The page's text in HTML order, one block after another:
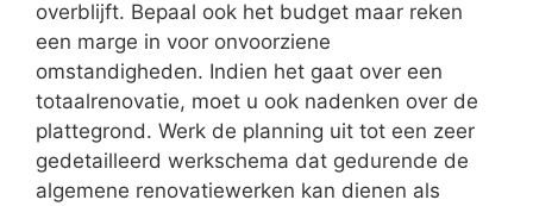
overblijft. Bepaal ook het budget maar reken
een marge in voor onvoorziene
omstandigheden. Indien het gaat over een
totaalrenovatie, moet u ook nadenken over de
plattegrond. Werk de planning uit tot een zeer
gedetailleerd werkschema dat gedurende de
algemene renovatiewerken kan dienen als